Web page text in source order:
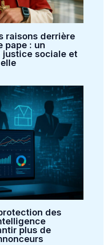
raisons derrière
pape : un
justice sociale et
des
plus de